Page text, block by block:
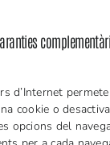
d’Internet
cookie o
opcions del